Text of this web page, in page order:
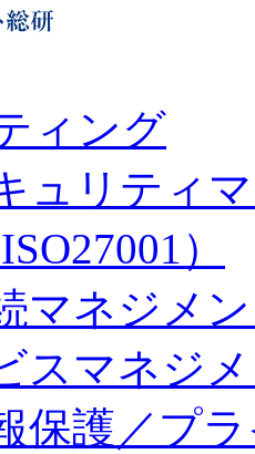
ィング
ュリティ
）
マネジメ
スマネジ
保護／プ